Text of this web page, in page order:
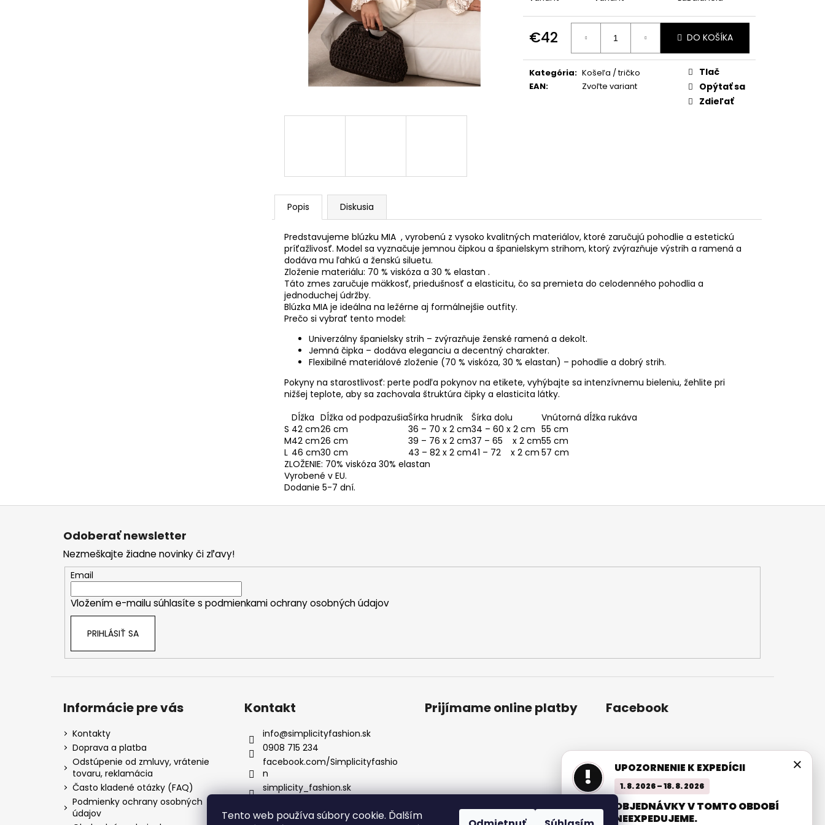
Tento web používa súbory cookie. Ďalším
€42
Jednotková
cena:
DO KOŠÍKA
Kategória: Košeľa / tričko
EAN: Zvoľte variant
Tlač
Opýtať sa
Zdieľať
Popis Diskusia
Predstavujeme blúzku MIA , vyrobenú z vysoko kvalitných materiálov, ktoré zaručujú pohodlie a estetickú
príťažlivosť. Model sa vyznačuje jemnou čipkou a španielskym strihom, ktorý zvýrazňuje výstrih a ramená a
dodáva mu ľahkú a ženskú siluetu.
Zloženie materiálu: 70 % viskóza a 30 % elastan .
Táto zmes zaručuje mäkkosť, priedušnosť a elasticitu, čo sa premieta do celodenného pohodlia a
jednoduchej údržby.
Blúzka MIA je ideálna na ležérne aj formálnejšie outfity.
Prečo si vybrať tento model:
Univerzálny španielsky strih – zvýrazňuje ženské ramená a dekolt.
Jemná čipka – dodáva eleganciu a decentný charakter.
Flexibilné materiálové zloženie (70 % viskóza, 30 % elastan) – pohodlie a dobrý strih.
Pokyny na starostlivosť: perte podľa pokynov na etikete, vyhýbajte sa intenzívnemu bieleniu, žehlite pri
nižšej teplote, aby sa zachovala štruktúra čipky a elasticita látky.
Dĺžka Dĺžka od podpazušiaŠírka hrudník Šírka dolu
Vnútorná dĺžka rukáva
S 42 cm26 cm 36 – 70 x 2 cm34 – 60 x 2 cm 55 cm
M42 cm26 cm 39 – 76 x 2 cm37 – 65 x 2 cm55 cm
L 46 cm30 cm 43 – 82 x 2 cm41 – 72 x 2 cm 57 cm
ZLOŽENIE: 70% viskóza 30% elastan
Vyrobené v EU.
Dodanie 5-7 dní.
Z
Odoberať newsletter
Nezmeškajte žiadne novinky či zľavy!
Email
Vložením e-mailu súhlasíte s podmienkami ochrany osobných údajov
PRIHLÁSIŤ SA
Informácie pre vás
Kontakty
Doprava a platba
Odstúpenie od zmluvy, vrátenie
tovaru, reklamácia
Často kladené otázky (FAQ)
Podmienky ochrany osobných
údajov
Kontakt
info@simplicityfashion.sk
0908 715 234
facebook.com/Simplicityfashio
n
simplicity_fashion.sk
Prijímame online platby Facebook
×
! UPOZORNENIE K EXPEDÍCII
1. 8. 2026 – 18. 8. 2026
OBJEDNÁVKY V TOMTO OBDOBÍ
NEEXPEDUJEME.